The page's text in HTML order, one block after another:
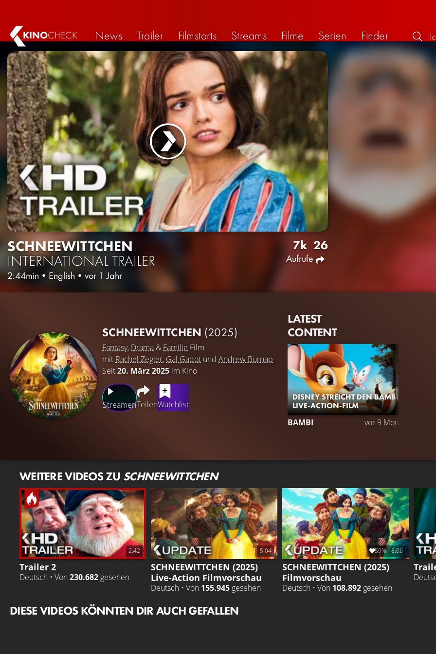
KINOCHECK News Trailer Filmstarts Streams Filme Serien Finder
SCHNEEWITTCHEN
INTERNATIONAL TRAILER
2:44min • English • vor 1 Jahr
7k
Aufrufe
26
SCHNEEWITTCHEN (2025)
Fantasy, Drama & Familie Film
mit Rachel Zegler, Gal Gadot und Andrew Burnap
Seit20. März 2025 im Kino
StreamenTeilenWatchlist
LATEST
CONTENT
DISNEY STREICHT DEN BAMBI
LIVE-ACTION-FILM
BAMBI vor 9 Monaten
WEITERE VIDEOS ZU SCHNEEWITTCHEN
2:42
Trailer 2
Deutsch • Von 230.682 gesehen
5:04
SCHNEEWITTCHEN (2025)
Live-Action Filmvorschau
Deutsch • Von 155.945 gesehen
59% 8:06
SCHNEEWITTCHEN (2025)
Filmvorschau
Deutsch • Von 108.892 gesehen
DIESE VIDEOS KÖNNTEN DIR AUCH GEFALLEN